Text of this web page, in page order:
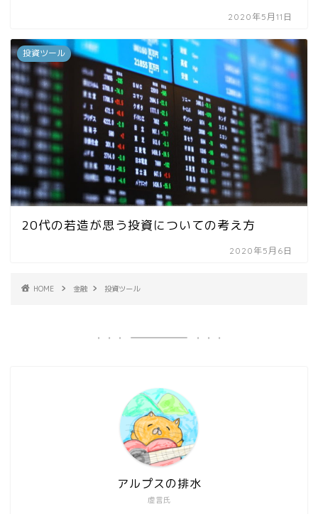
2020年5月11日
投資ツール
20代の若造が思う投資についての考え方
2020年5月6日
HOME 金融 投資ツール
虚言氏
アルプスの排水